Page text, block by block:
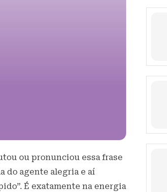
ou pronunciou essa frase
do agente alegria e aí
É exatamente na energia